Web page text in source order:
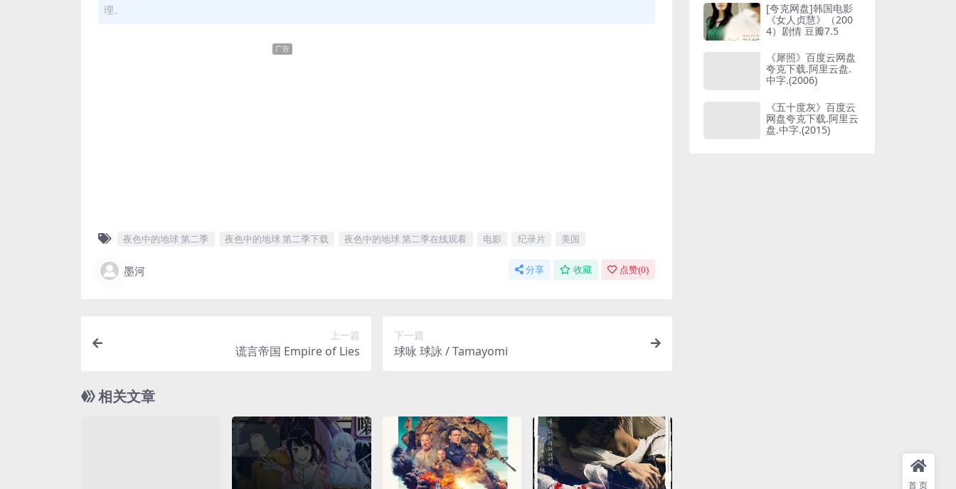
理。
广告
夜色中的地球 第二季 夜色中的地球 第二季下载 夜色中的地球 第二季在线观看 电影 纪录片 美国
墨河 分享 收藏 点赞(0)
上一篇
谎言帝国 Empire of Lies
下一篇
球咏 球詠 / Tamayomi
相关文章
[夸克网盘]韩国电影
《女人贞慧》（200
4）剧情 豆瓣7.5
《犀照》百度云网盘
夸克下载.阿里云盘.
中字.(2006)
《五十度灰》百度云
网盘夸克下载.阿里云
盘.中字.(2015)
首页